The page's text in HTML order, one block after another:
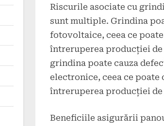
Riscurile asociate cu
sunt multiple. Grindina
fotovoltaice, ceea ce
întreruperea producției de
grindina poate cauza
electronice, ceea ce poate
întreruperea producției de
Beneficiile asigurării